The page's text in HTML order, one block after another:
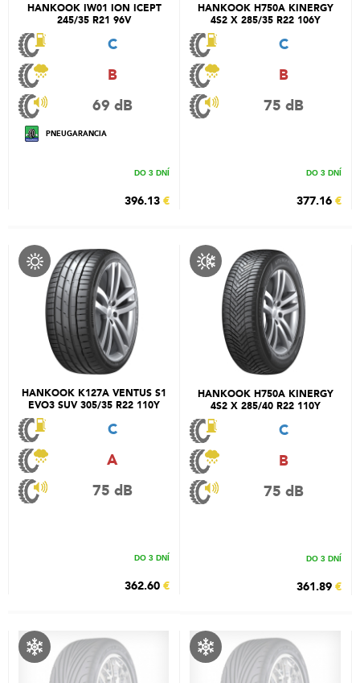
HANKOOK IW01 ION ICEPT
245/35 R21 96V
C
B
69 dB
PNEUGARANCIA
DO 3 DNÍ
396.13 €
HANKOOK H750A KINERGY
4S2 X 285/35 R22 106Y
C
B
75 dB
DO 3 DNÍ
377.16 €
HANKOOK K127A VENTUS S1
EVO3 SUV 305/35 R22 110Y
C
A
75 dB
DO 3 DNÍ
362.60 €
HANKOOK H750A KINERGY
4S2 X 285/40 R22 110Y
C
B
75 dB
DO 3 DNÍ
361.89 €